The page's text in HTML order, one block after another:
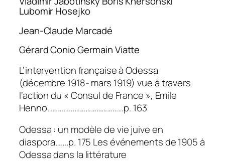
Lubomir Hosejko
Jean-Claude Marcadé
Gérard Conio Germain Viatte
L’intervention française à Odessa
(décembre 1918- mars 1919) vue à travers
l’action du « Consul de France », Emile
Henno……………………………………p. 163
Odessa : un modèle de vie juive en
diaspora…….p. 175 Les événements de 1905 à
Odessa dans la littérature